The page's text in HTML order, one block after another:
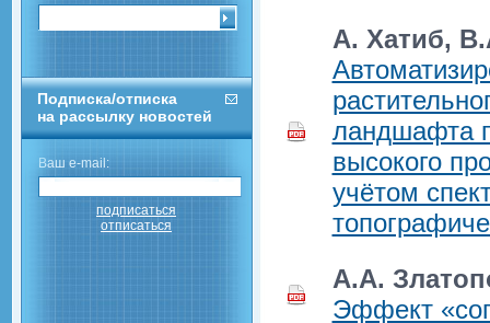
Подписка/отписка
на рассылку новостей
Ваш e-mail:
подписаться
отписаться
А. Хатиб,
ландшафта
высокого
учётом
А.А.
Эффект